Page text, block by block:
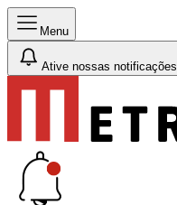
Menu
Ative nossas notificações